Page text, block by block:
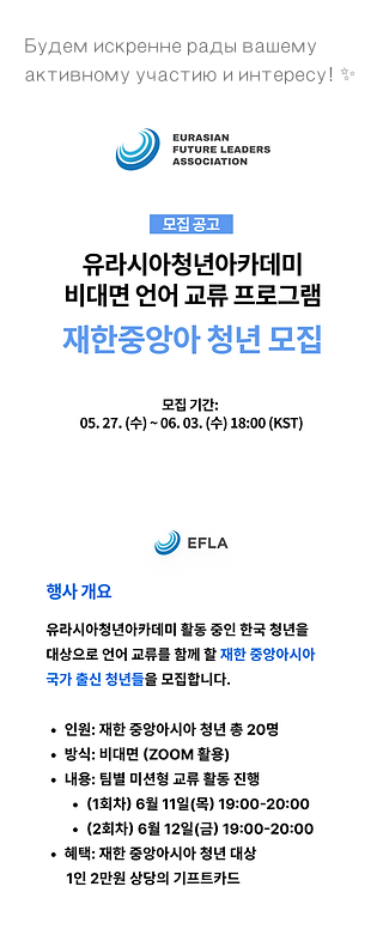
Будем искренне рады вашему
активному участию и интересу! ✨